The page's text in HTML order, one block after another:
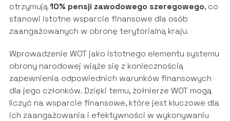
otrzymują10% pensji zawodowego szeregowego, co
stanowi istotne wsparcie finansowe dla osób
zaangażowanych w obronę terytorialną kraju.
Wprowadzenie WOT jako istotnego elementu systemu
obrony narodowej wiąże się z koniecznością
zapewnienia odpowiednich warunków finansowych
dla jego członków. Dzięki temu, żołnierze WOT mogą
liczyć na wsparcie finansowe, które jest kluczowe dla
ich zaangażowania i efektywności w wykonywaniu